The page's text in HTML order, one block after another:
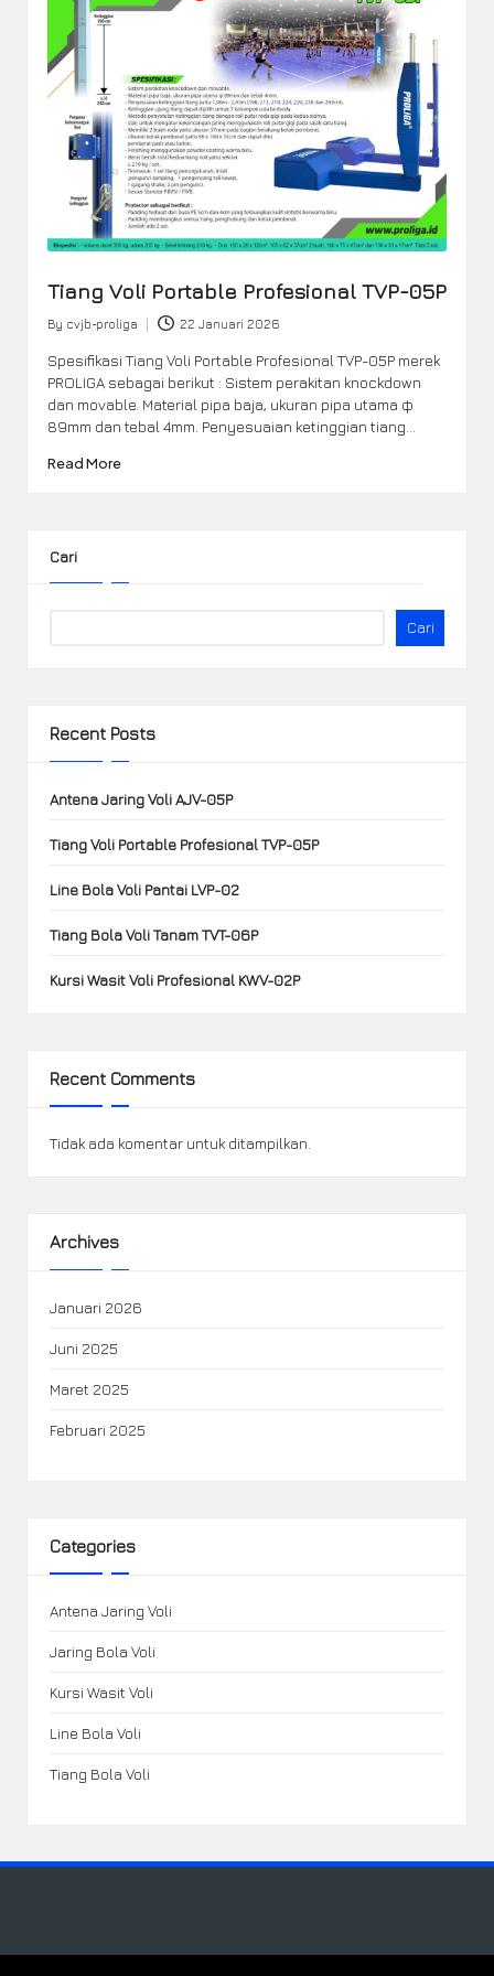
Tiang Voli Portable Profesional TVP-05P
Posted
by
By cvjb-proliga 22 Januari 2026
Spesifikasi Tiang Voli Portable Profesional TVP-05P merek
PROLIGA sebagai berikut : Sistem perakitan knockdown
dan movable. Material pipa baja, ukuran pipa utama φ
89mm dan tebal 4mm. Penyesuaian ketinggian tiang…
Read More
Cari
Cari
Recent Posts
Antena Jaring Voli AJV-05P
Tiang Voli Portable Profesional TVP-05P
Line Bola Voli Pantai LVP-02
Tiang Bola Voli Tanam TVT-06P
Kursi Wasit Voli Profesional KWV-02P
Recent Comments
Tidak ada komentar untuk ditampilkan.
Archives
Januari 2026
Juni 2025
Maret 2025
Februari 2025
Categories
Antena Jaring Voli
Jaring Bola Voli
Kursi Wasit Voli
Line Bola Voli
Tiang Bola Voli